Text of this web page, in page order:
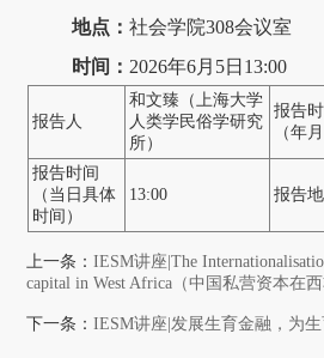
地点： 社会学院308会议室
时间： 2026年6月5日13:00
报告人
和文臻（上海大学
人类学民俗学研究
所）
报告
（年
报告时间
（当日具体
时间）
13:00 报告
上一条：IESM讲座|The
capital in West Africa（中国私营资本在
下一条：IESM讲座|发展生育金融，为